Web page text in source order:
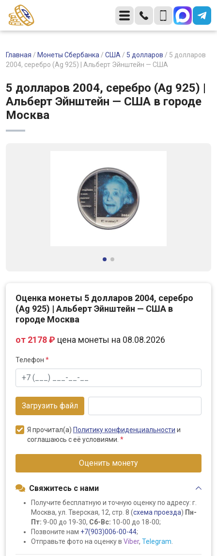
Главная / Монеты Сбербанка / США / 5 долларов / 5 долларов
2004, серебро (Ag 925) | Альберт Эйнштейн — США
5 долларов 2004, серебро (Ag 925) |
Альберт Эйнштейн — США в городе
Москва
Оценка монеты 5 долларов 2004, серебро
(Ag 925) | Альберт Эйнштейн — США в
городе Москва
от 2178 ₽ цена монеты на 08.08.2026
Телефон *
Загрузить файл
Я прочитал(а) Политику конфиденциальности и
соглашаюсь с её условиями. *
Оценить монету
Свяжитесь с нами
Получите бесплатную и точную оценку по адресу: г.
Москва, ул. Тверская, 12, стр. 8 (схема проезда) Пн-
Пт: 9-00 до 19-30, Сб-Вс: 10-00 до 18-00;
Позвоните нам +7(903)006-00-44;
Отправьте фото на оценку в Viber, Telegram.